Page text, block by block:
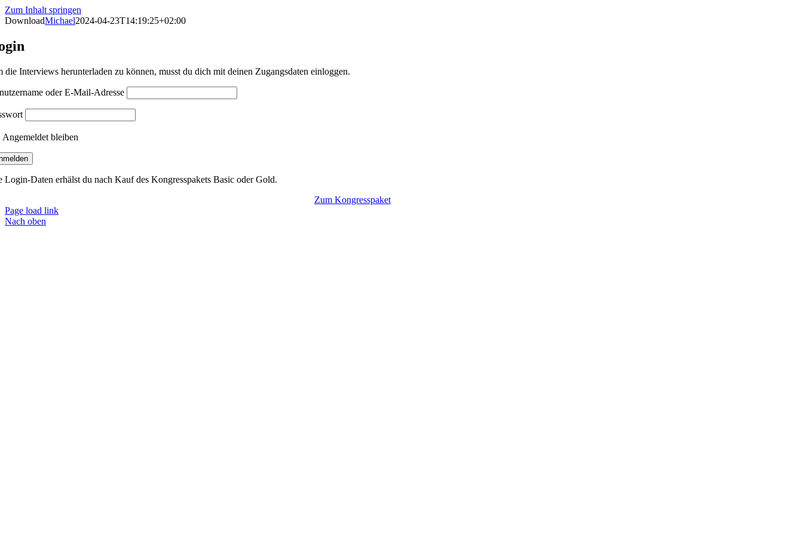
Zum Inhalt springen
DownloadMichael2024-04-23T14:19:25+02:00
die Interviews herunterladen zu können, musst du dich mit deinen Zugangsdaten einloggen.
oder E-Mail-Adresse
Angemeldet bleiben
Login-Daten erhälst du nach Kauf des Kongresspakets Basic oder Gold.
Zum Kongresspaket
Page load link
Nach oben